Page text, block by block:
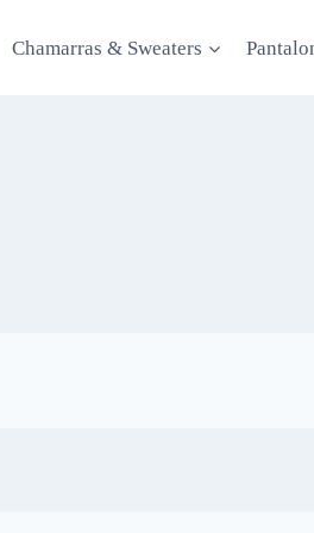
Chamarras & Sweaters